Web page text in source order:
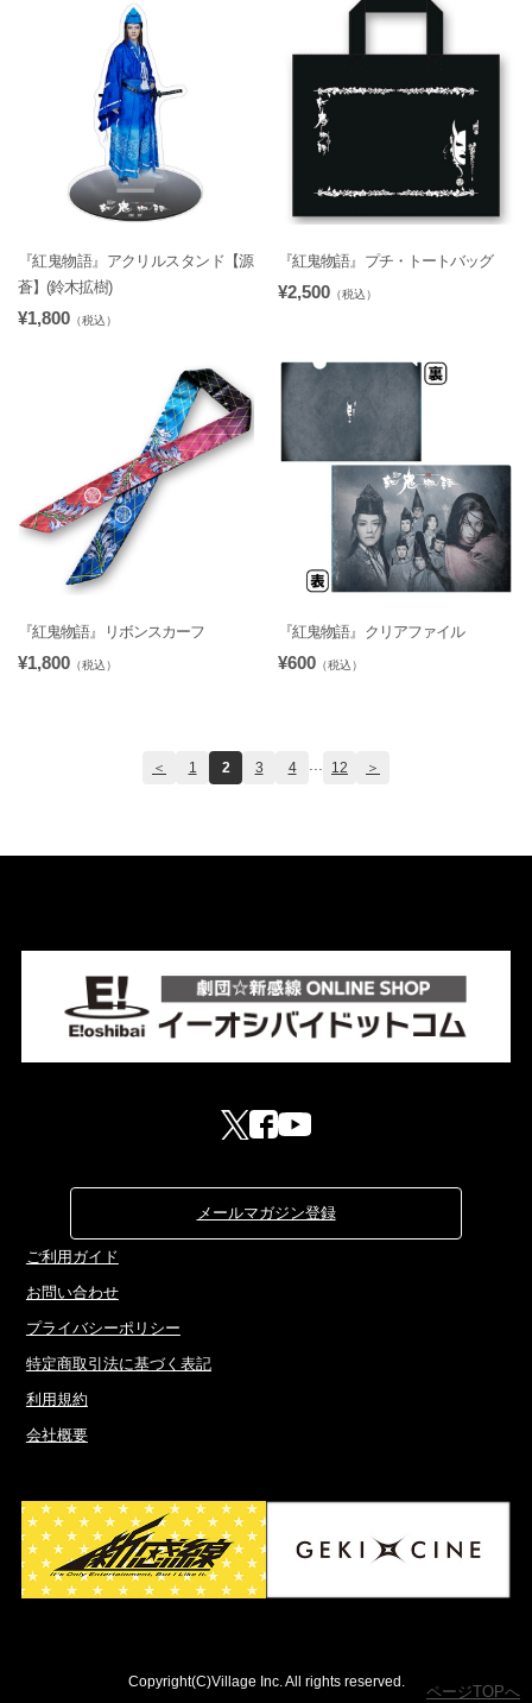
『紅鬼物語』アクリルスタンド【源
蒼】(鈴木拡樹)
¥1,800 （税込）
『紅鬼物語』プチ・トートバッグ
¥2,500 （税込）
『紅鬼物語』リボンスカーフ
¥1,800 （税込）
『紅鬼物語』クリアファイル
¥600 （税込）
＜ 1 2 3 4 12 ＞
メールマガジン登録
ご利用ガイド
お問い合わせ
プライバシーポリシー
特定商取引法に基づく表記
利用規約
会社概要
Copyright(C)Village Inc. All rights reserved.
ページTOPへ